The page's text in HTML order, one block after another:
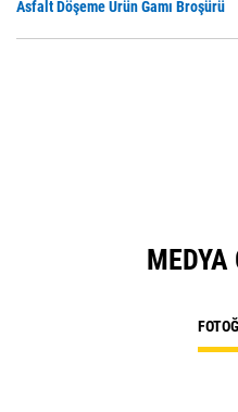
Asfalt Döşeme Ürün Gamı Broşürü
MEDYA